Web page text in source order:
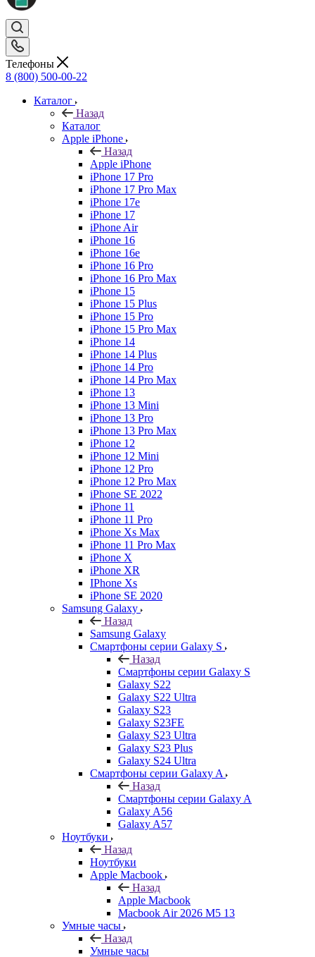
Телефоны
8 (800) 500-00-22
Каталог
Назад
Каталог
Apple iPhone
Назад
Apple iPhone
iPhone 17 Pro
iPhone 17 Pro Max
iPhone 17e
iPhone 17
iPhone Air
iPhone 16
iPhone 16e
iPhone 16 Pro
iPhone 16 Pro Max
iPhone 15
iPhone 15 Plus
iPhone 15 Pro
iPhone 15 Pro Max
iPhone 14
iPhone 14 Plus
iPhone 14 Pro
iPhone 14 Pro Max
iPhone 13
iPhone 13 Mini
iPhone 13 Pro
iPhone 13 Pro Max
iPhone 12
iPhone 12 Mini
iPhone 12 Pro
iPhone 12 Pro Max
iPhone SE 2022
iPhone 11
iPhone 11 Pro
iPhone Xs Max
iPhone 11 Pro Max
iPhone X
iPhone XR
IPhone Xs
iPhone SE 2020
Samsung Galaxy
Назад
Samsung Galaxy
Смартфоны серии Galaxy S
Назад
Смартфоны серии Galaxy S
Galaxy S22
Galaxy S22 Ultra
Galaxy S23
Galaxy S23FE
Galaxy S23 Ultra
Galaxy S23 Plus
Galaxy S24 Ultra
Смартфоны серии Galaxy A
Назад
Смартфоны серии Galaxy A
Galaxy A56
Galaxy A57
Ноутбуки
Назад
Ноутбуки
Apple Macbook
Назад
Apple Macbook
Macbook Air 2026 M5 13
Умные часы
Назад
Умные часы